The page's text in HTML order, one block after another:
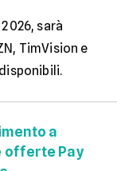
sarà
TimVision e
a
offerte Pay